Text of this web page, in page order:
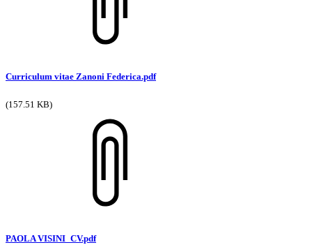
Curriculum vitae Zanoni Federica.pdf
(157.51 KB)
PAOLA VISINI_CV.pdf